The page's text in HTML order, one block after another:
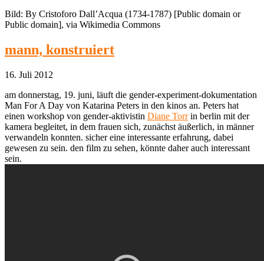
Bild: By Cristoforo Dall’Acqua (1734-1787) [Public domain or
Public domain], via Wikimedia Commons
mann, konstruiert
16. Juli 2012
am donnerstag, 19. juni, läuft die gender-experiment-dokumentation
Man For A Day von Katarina Peters in den kinos an. Peters hat
einen workshop von gender-aktivistin Diane Torrin berlin mit der
kamera begleitet, in dem frauen sich, zunächst äußerlich, in männer
verwandeln konnten. sicher eine interessante erfahrung, dabei
gewesen zu sein. den film zu sehen, könnte daher auch interessant
sein.